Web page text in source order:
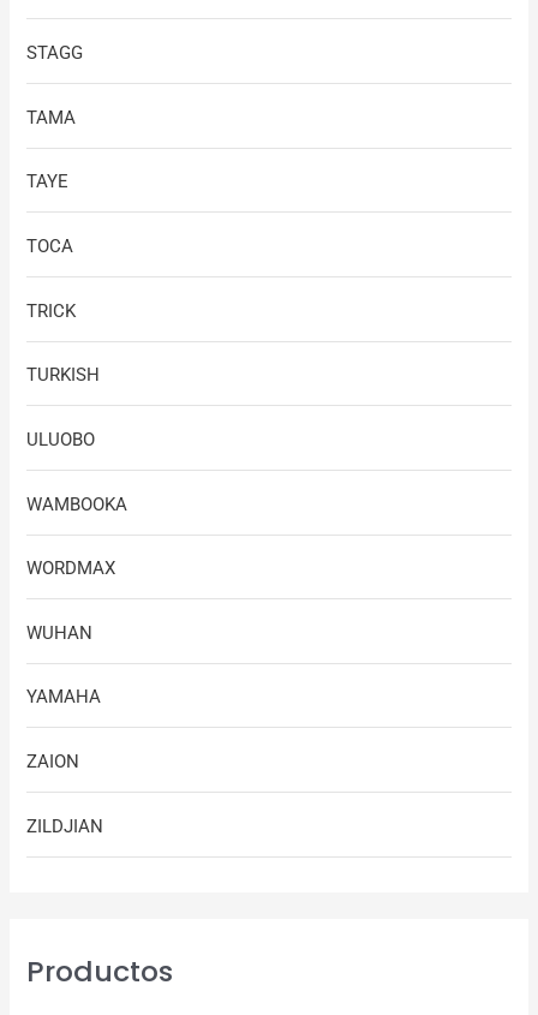
STAGG
TAMA
TAYE
TOCA
TRICK
TURKISH
ULUOBO
WAMBOOKA
WORDMAX
WUHAN
YAMAHA
ZAION
ZILDJIAN
Productos